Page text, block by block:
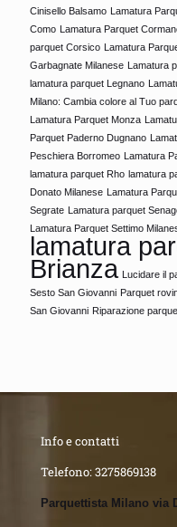
Cinisello Balsamo Lamatura
Como Lamatura Parquet
parquet Corsico Lamatura
Garbagnate Milanese Lamatura
lamatura parquet Legnano
Milano: Cambia colore al Tuo
Lamatura Parquet Monza
Parquet Paderno Dugnano
Peschiera Borromeo Lamatura
lamatura parquet Rho lamatura
Donato Milanese Lamatura
Segrate Lamatura parquet
Lamatura Parquet Settimo
lamatura
Brianza Lucidare il
Sesto San Giovanni Parquet
San Giovanni Riparazione
Info e contatti
Telefono:3275869138
Parquettista Milano via